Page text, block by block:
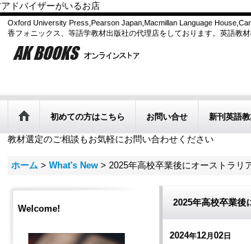
ドバイザーがいるお店
Oxford University Press,Pearson Japan,Macmillan Language
香フォニックス、等語学教材出版社の代理店をしております。英語教
初めての方はこちら お問い合せ 新刊英語
教材選定のご相談もお気軽にお問い合わせください
ホーム > What's New > 2025年高校卒業後にオーストラリ
Welcome!
2025年高校卒業後
2024年12月02日